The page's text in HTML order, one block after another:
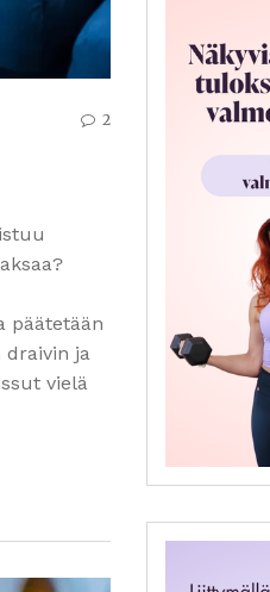
2
päätetään
draivin ja
vielä